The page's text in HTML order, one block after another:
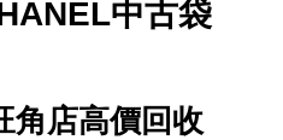
中古袋
角店高價回收